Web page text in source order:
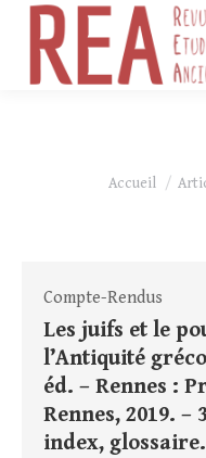
Vous êtes ici :
Accueil
Compte-Rendus
Les juifs et le
l’Antiquité
éd. – Rennes :
Rennes, 2019.
index,